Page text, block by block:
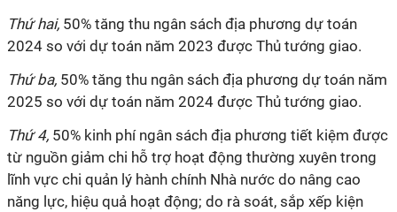
Thứ hai, 50% tăng thu ngân sách địa phương dự toán
2024 so với dự toán năm 2023 được Thủ tướng giao.
Thứ ba, 50% tăng thu ngân sách địa phương dự toán năm
2025 so với dự toán năm 2024 được Thủ tướng giao.
Thứ 4, 50% kinh phí ngân sách địa phương tiết kiệm được
từ nguồn giảm chi hỗ trợ hoạt động thường xuyên trong
lĩnh vực chi quản lý hành chính Nhà nước do nâng cao
năng lực, hiệu quả hoạt động; do rà soát, sắp xếp kiện